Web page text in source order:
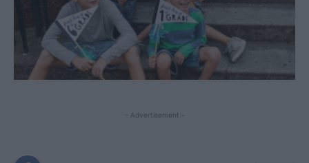
- Advertisement -